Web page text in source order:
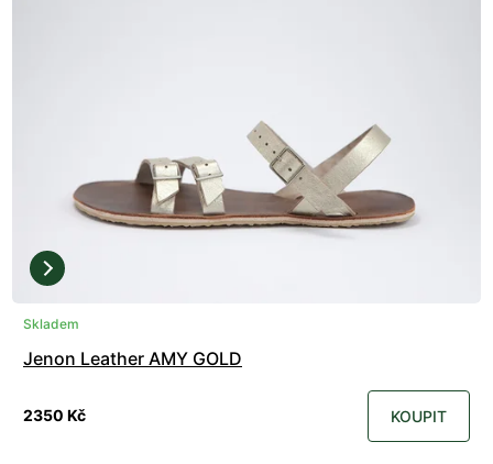
Skladem
Jenon Leather AMY GOLD
2350 Kč KOUPIT